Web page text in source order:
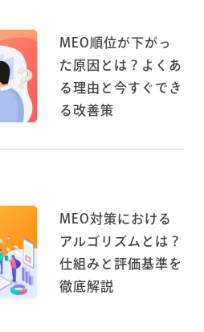
MEO順位が下がっ
た原因とは？よくあ
る理由と今すぐでき
る改善策
MEO対策における
アルゴリズムとは？
仕組みと評価基準を
徹底解説